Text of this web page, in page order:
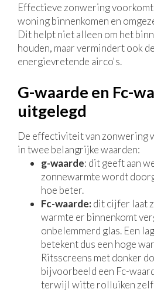
Effectieve zonwering
woning binnenkomen en
Dit helpt niet alleen om het
houden, maar vermindert ook
energievretende airco's.
G-waarde en Fc-
uitgelegd
De effectiviteit van zonwering
in twee belangrijke waarden:
g-waarde: dit geeft aan
zonnewarmte wordt
hoe beter.
Fc-waarde:dit cijfer laat
warmte er binnenkomt
onbelemmerd glas. Een
betekent dus een hoge
Ritsscreens met donker
bijvoorbeeld een Fc-
terwijl witte rolluiken